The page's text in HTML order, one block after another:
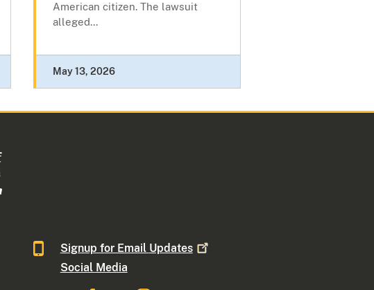
American citizen. The lawsuit
alleged...
May 13, 2026
Signup for Email Updates
Social Media